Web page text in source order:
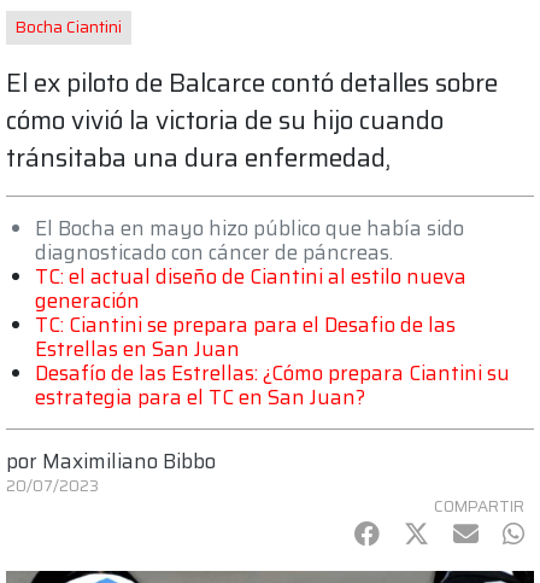
Bocha Ciantini
El ex piloto de Balcarce contó detalles sobre
cómo vivió la victoria de su hijo cuando
tránsitaba una dura enfermedad,
El Bocha en mayo hizo público que había sido
diagnosticado con cáncer de páncreas.
TC: el actual diseño de Ciantini al estilo nueva
generación
TC: Ciantini se prepara para el Desafio de las
Estrellas en San Juan
Desafío de las Estrellas: ¿Cómo prepara Ciantini su
estrategia para el TC en San Juan?
por Maximiliano Bibbo
20/07/2023
COMPARTIR
Facebook
Twitter
mail